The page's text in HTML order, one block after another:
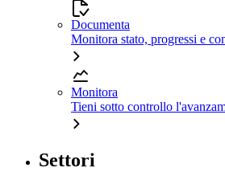
Documenta
Monitora stato, progressi e
Monitora
Tieni sotto controllo
Settori